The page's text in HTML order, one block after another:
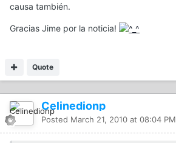
causa también.
Gracias Jime por la noticia!
Quote
Celinedionp
Posted March 21, 2010 at 08:04 PM